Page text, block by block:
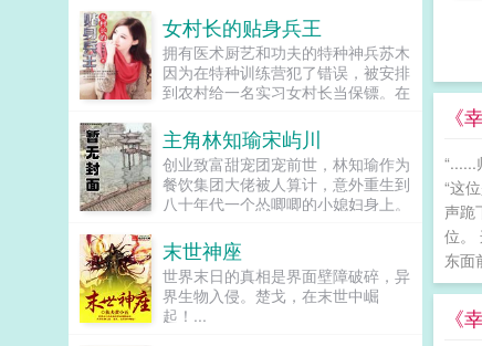
《
“这
声跪
位。
东面
《
女村长的贴身兵王
拥有医术厨艺和功夫的特种神兵苏木
因为在特种训练营犯了错误，被安排
到农村给一名实习女村长当保镖。在
女投怀送抱。通过和美女们一次次的
接触，苏木也慢慢知道了自己的身
世。给他一个村，还你一座城！苏木
也通过自己的努力慢慢的实现了这个
不可能完成的目标！...
主角林知瑜宋屿川
创业致富甜宠团宠前世，林知瑜作为
餐饮集团大佬被人算计，意外重生到
八十年代一个怂唧唧的小媳妇身上。
感情，被大姑挑拨跟家人的关系，被
亲奶奶以孝顺的名义搜刮，怂唧唧地
只知道压榨自家性格内敛的丈夫，还
委屈了可爱的女儿。重生一世，林知
瑜绝对不会再怂半分，养鲫鱼，种蔬
末世神座
世界末日的真相是界面壁障破碎，异
界生物入侵。楚戈，在末世中崛
起！...